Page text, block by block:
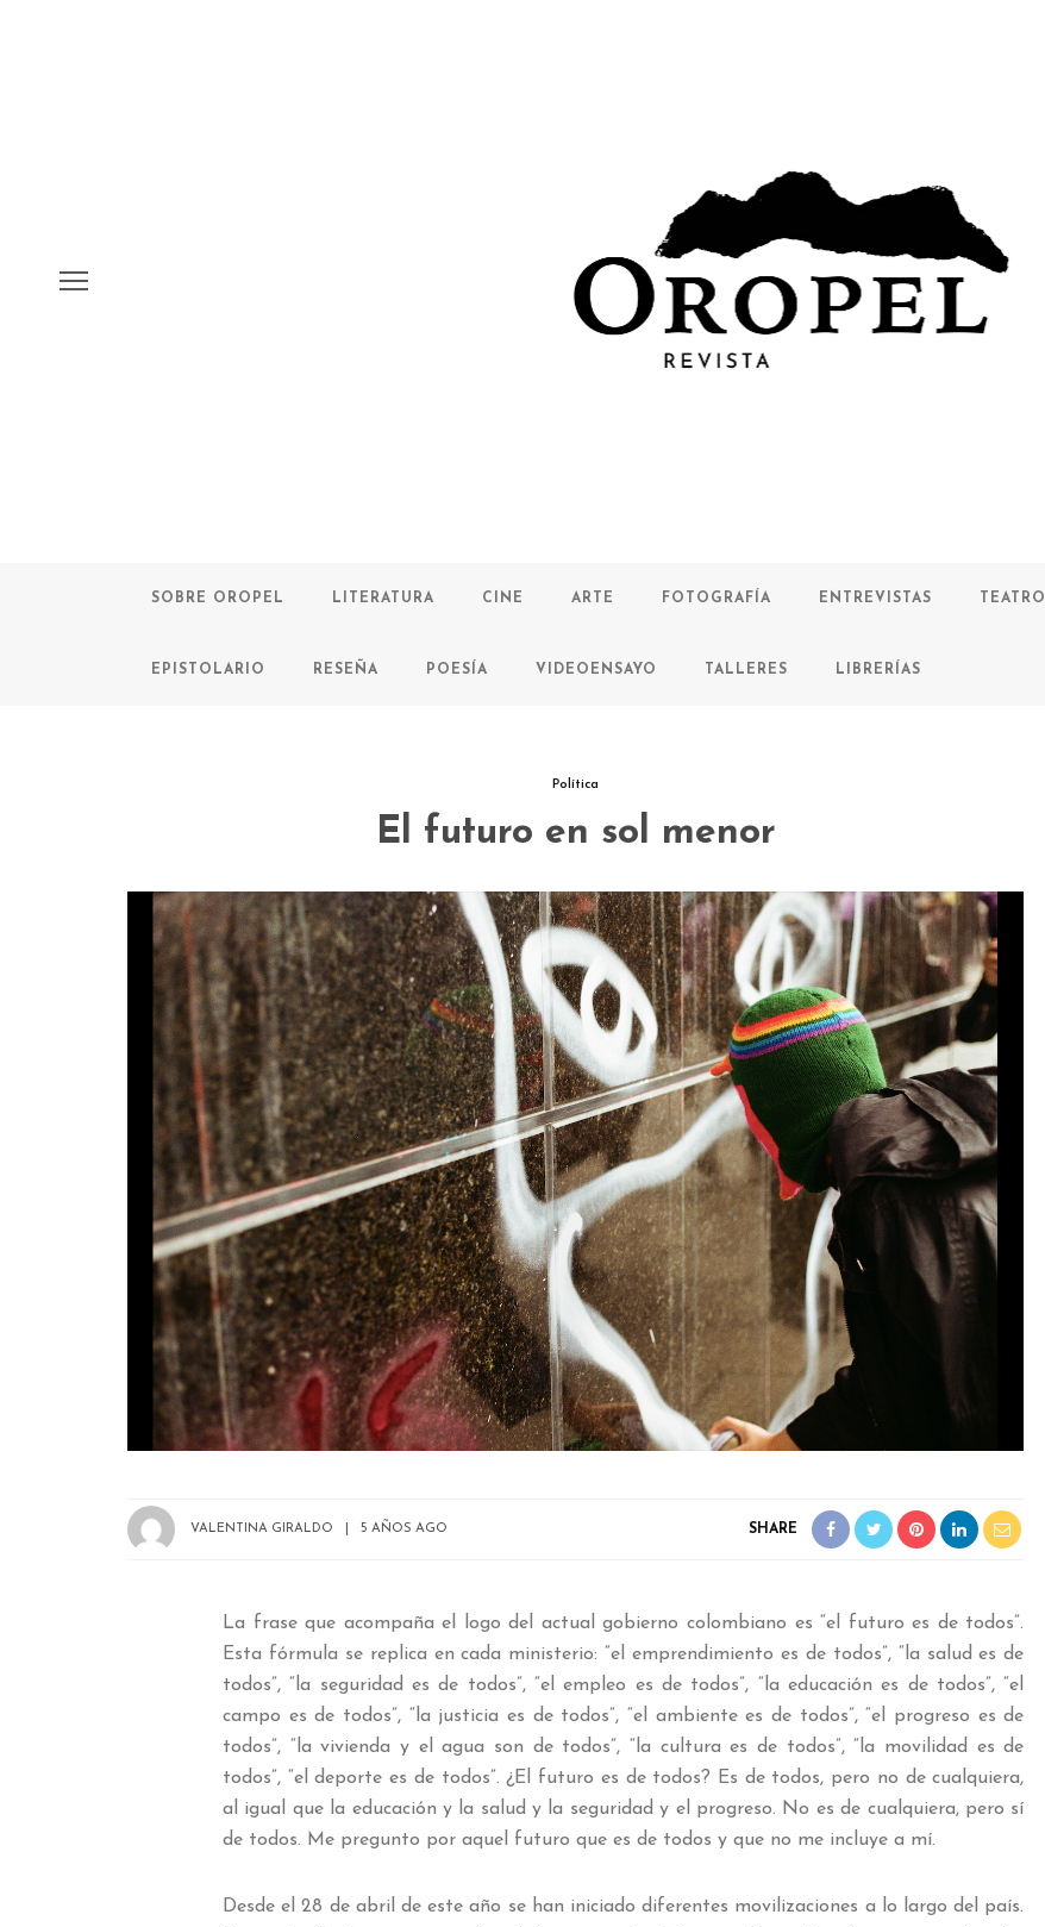
SOBRE OROPEL LITERATURA CINE ARTE FOTOGRAFÍA ENTREVISTAS TEATRO
EPISTOLARIO RESEÑA POESÍA VIDEOENSAYO TALLERES LIBRERÍAS
Política
El futuro en sol menor
VALENTINA GIRALDO 5 AÑOS AGO SHARE
La frase que acompaña el logo del actual gobierno colombiano es “el futuro es de todos”.
Esta fórmula se replica en cada ministerio: “el emprendimiento es de todos”, “la salud es de
todos”, “la seguridad es de todos”, “el empleo es de todos”, “la educación es de todos”, “el
campo es de todos”, “la justicia es de todos”, “el ambiente es de todos”, “el progreso es de
todos”, “la vivienda y el agua son de todos”, “la cultura es de todos”, “la movilidad es de
todos”, “el deporte es de todos”. ¿El futuro es de todos? Es de todos, pero no de cualquiera,
al igual que la educación y la salud y la seguridad y el progreso. No es de cualquiera, pero sí
de todos. Me pregunto por aquel futuro que es de todos y que no me incluye a mí.
Desde el 28 de abril de este año se han iniciado diferentes movilizaciones a lo largo del país.